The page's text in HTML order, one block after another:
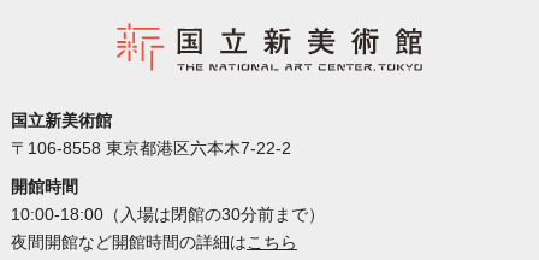
国立新美術館
〒106-8558 東京都港区六本木7-22-2
開館時間
10:00-18:00（入場は閉館の30分前まで）
夜間開館など開館時間の詳細はこちら